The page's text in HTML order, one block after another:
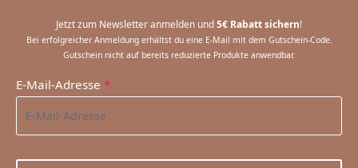
Jetzt zum Newsletter anmelden und5€ Rabatt sichern!
Bei erfolgreicher Anmeldung erhältst du eine E-Mail mit dem Gutschein-Code.
Gutschein nicht auf bereits reduzierte Produkte anwendbar.
E-Mail-Adresse *